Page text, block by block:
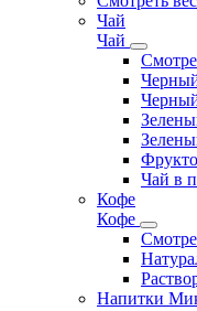
Чай
Чай
Чай в
Кофе
Кофе
Напитки